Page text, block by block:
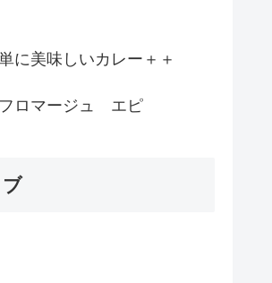
に美味しいカレー＋＋
ロマージュ エピ